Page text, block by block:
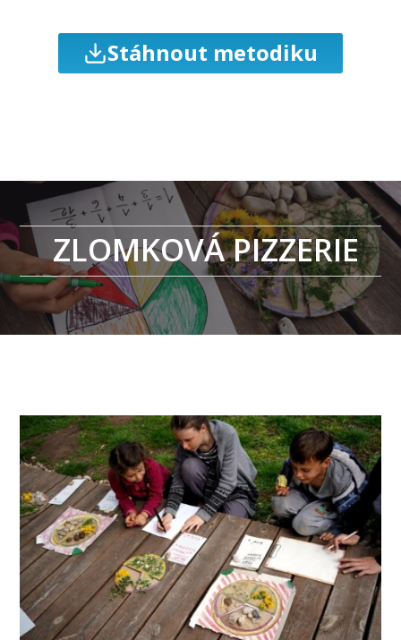
Stáhnout metodiku
ZLOMKOVÁ PIZZERIE